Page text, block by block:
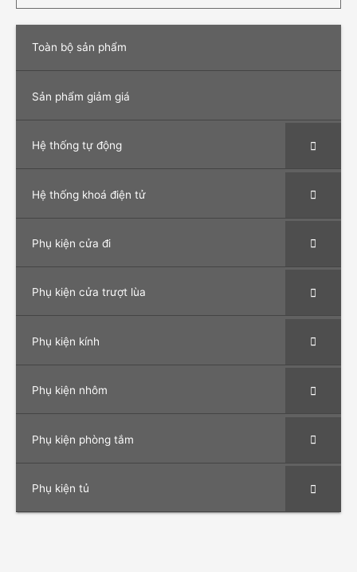
Toàn bộ sản phẩm
Sản phẩm giảm giá
Hệ thống tự động
Hệ thống khoá điện tử
Phụ kiện cửa đi
Phụ kiện cửa trượt lùa
Phụ kiện kính
Phụ kiện nhôm
Phụ kiện phòng tắm
Phụ kiện tủ